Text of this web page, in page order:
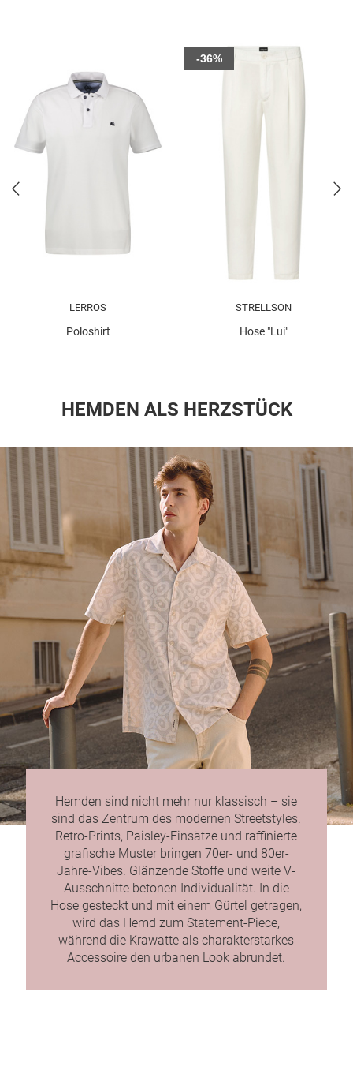
LERROS
Poloshirt
STRELLSON
Hose "Lui"
-36%
HEMDEN ALS HERZSTÜCK
Hemden sind nicht mehr nur klassisch – sie
sind das Zentrum des modernen Streetstyles.
Retro-Prints, Paisley-Einsätze und raffinierte
grafische Muster bringen 70er- und 80er-
Jahre-Vibes. Glänzende Stoffe und weite V-
Ausschnitte betonen Individualität. In die
Hose gesteckt und mit einem Gürtel getragen,
wird das Hemd zum Statement-Piece,
während die Krawatte als charakterstarkes
Accessoire den urbanen Look abrundet.